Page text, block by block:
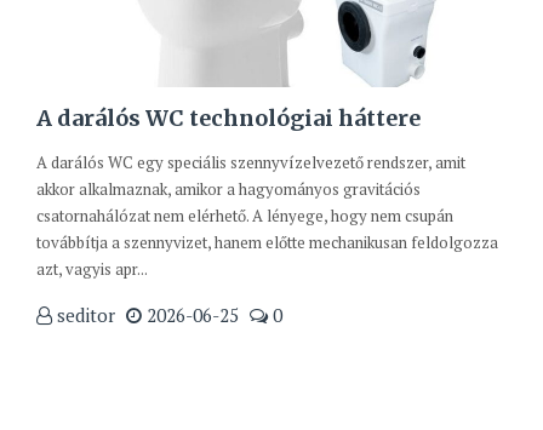
A darálós WC technológiai háttere
A darálós WC egy speciális szennyvízelvezető rendszer, amit
akkor alkalmaznak, amikor a hagyományos gravitációs
csatornahálózat nem elérhető. A lényege, hogy nem csupán
továbbítja a szennyvizet, hanem előtte mechanikusan feldolgozza
azt, vagyis apr...
seditor 2026-06-25 0